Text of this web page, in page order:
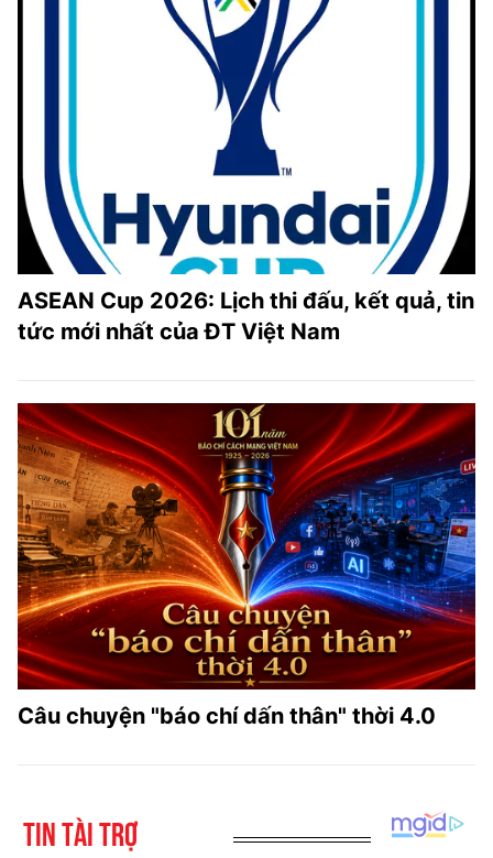
ASEAN Cup 2026: Lịch thi đấu, kết quả, tin
tức mới nhất của ĐT Việt Nam
Câu chuyện "báo chí dấn thân" thời 4.0